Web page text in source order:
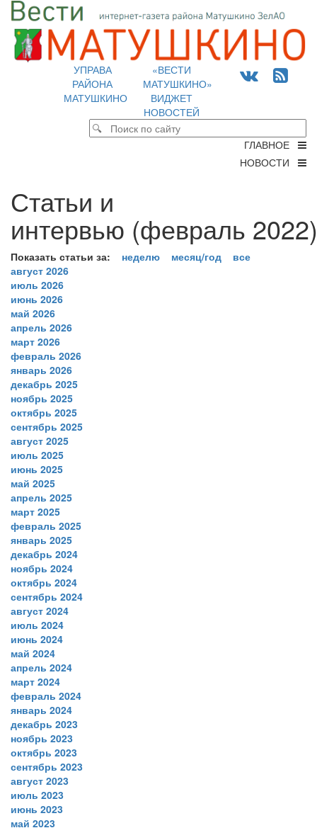
УПРАВА
РАЙОНА
МАТУШКИНО
«ВЕСТИ
МАТУШКИНО»
ВИДЖЕТ
НОВОСТЕЙ
ГЛАВНОЕ
НОВОСТИ
Статьи и
интервью (февраль
Показать статьи за: неделю месяц/год
все
август 2026
июль 2026
июнь 2026
май 2026
апрель 2026
март 2026
февраль 2026
январь 2026
декабрь 2025
ноябрь 2025
октябрь 2025
сентябрь 2025
август 2025
июль 2025
июнь 2025
май 2025
апрель 2025
март 2025
февраль 2025
январь 2025
декабрь 2024
ноябрь 2024
октябрь 2024
сентябрь 2024
август 2024
июль 2024
июнь 2024
май 2024
апрель 2024
март 2024
февраль 2024
январь 2024
декабрь 2023
ноябрь 2023
октябрь 2023
сентябрь 2023
август 2023
июль 2023
июнь 2023
май 2023